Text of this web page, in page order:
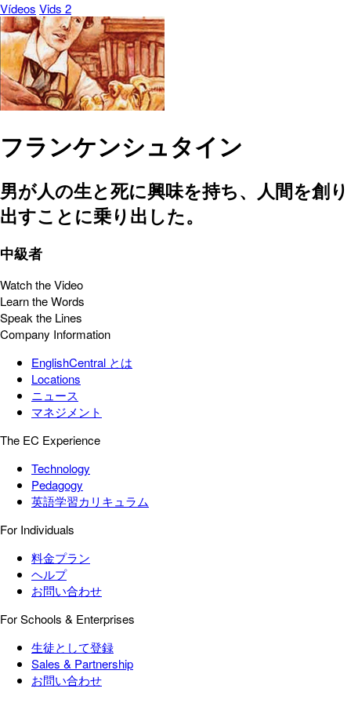
Vídeos Vids 2
フランケンシュタイン
男が人の生と死に興味を持ち、人間を創り
出すことに乗り出した。
中級者
Watch the Video
Learn the Words
Speak the Lines
Company Information
EnglishCentral とは
Locations
ニュース
マネジメント
The EC Experience
Technology
Pedagogy
英語学習カリキュラム
For Individuals
料金プラン
ヘルプ
お問い合わせ
For Schools & Enterprises
生徒として登録
Sales & Partnership
お問い合わせ